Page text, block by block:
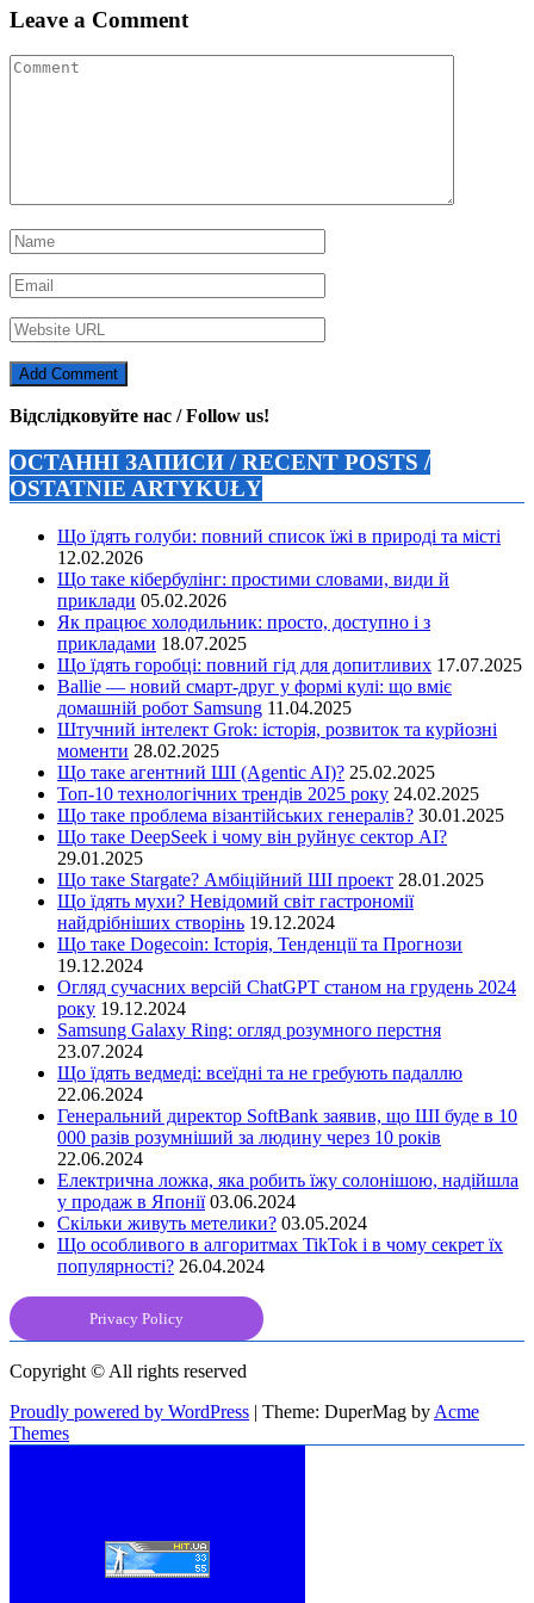
Leave a Comment
Відслідковуйте нас / Follow us!
ОСТАННІ ЗАПИСИ / RECENT POSTS /
OSTATNIE ARTYKUŁY
Що їдять голуби: повний список їжі в природі та місті
12.02.2026
Що таке кібербулінг: простими словами, види й
приклади 05.02.2026
Як працює холодильник: просто, доступно і з
прикладами 18.07.2025
Що їдять горобці: повний гід для допитливих 17.07.2025
Ballie — новий смарт-друг у формі кулі: що вміє
домашній робот Samsung 11.04.2025
Штучний інтелект Grok: історія, розвиток та курйозні
моменти 28.02.2025
Що таке агентний ШІ (Agentic AI)? 25.02.2025
Топ-10 технологічних трендів 2025 року 24.02.2025
Що таке проблема візантійських генералів? 30.01.2025
Що таке DeepSeek і чому він руйнує сектор АІ?
29.01.2025
Що таке Stargate? Амбіційний ШІ проект 28.01.2025
Що їдять мухи? Невідомий світ гастрономії
найдрібніших створінь 19.12.2024
Що таке Dogecoin: Історія, Тенденції та Прогнози
19.12.2024
Огляд сучасних версій ChatGPT станом на грудень 2024
року 19.12.2024
Samsung Galaxy Ring: огляд розумного перстня
23.07.2024
Що їдять ведмеді: всеїдні та не гребують падаллю
22.06.2024
Генеральний директор SoftBank заявив, що ШІ буде в 10
000 разів розумніший за людину через 10 років
22.06.2024
Електрична ложка, яка робить їжу солонішою, надійшла
у продаж в Японії 03.06.2024
Скільки живуть метелики? 03.05.2024
Що особливого в алгоритмах TikTok і в чому секрет їх
популярності? 26.04.2024
Privacy Policy
Copyright © All rights reserved
Proudly powered by WordPress | Theme: DuperMag by Acme
Themes